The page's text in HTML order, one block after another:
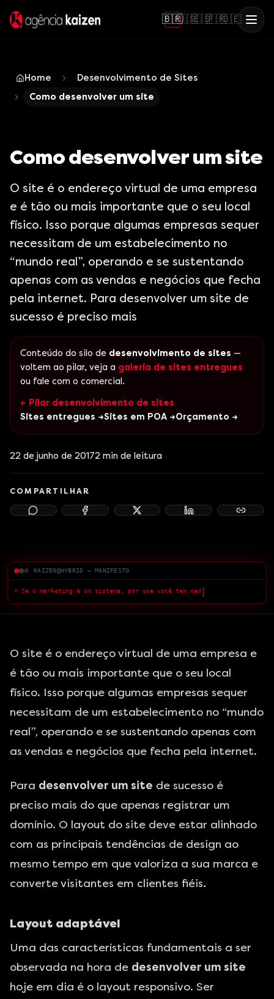
🇧🇷🇺🇸🇪🇸🇫🇷🇩🇪
Home
Desenvolvimento de Sites
Como desenvolver um site
Como desenvolver um site
O site é o endereço virtual de uma empresa
e é tão ou mais importante que o seu local
físico. Isso porque algumas empresas sequer
necessitam de um estabelecimento no
“mundo real”, operando e se sustentando
apenas com as vendas e negócios que fecha
pela internet. Para desenvolver um site de
sucesso é preciso mais
Conteúdo do silo de desenvolvimento de sites —
voltem ao pilar, veja a galeria de sites entregues
ou fale com o comercial.
← Pilar desenvolvimento de sites
Sites entregues →Sites em POA →Orçamento →
22 de junho de 20172 min de leitura
COMPARTILHAR
KAIZEN@HYBRID — MANIFESTO
pode fazer?█
O site é o endereço virtual de uma empresa e
é tão ou mais importante que o seu local
físico. Isso porque algumas empresas sequer
necessitam de um estabelecimento no “mundo
real”, operando e se sustentando apenas com
as vendas e negócios que fecha pela internet.
Para desenvolver um site de sucesso é
preciso mais do que apenas registrar um
domínio. O layout do site deve estar alinhado
com as principais tendências de design ao
mesmo tempo em que valoriza a sua marca e
converte visitantes em clientes fiéis.
Layout adaptável
Uma das características fundamentais a ser
observada na hora de desenvolver um site
hoje em dia é o layout responsivo. Ser